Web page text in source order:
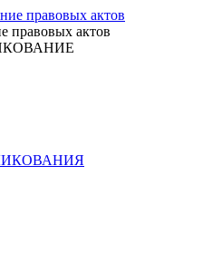
правовых актов